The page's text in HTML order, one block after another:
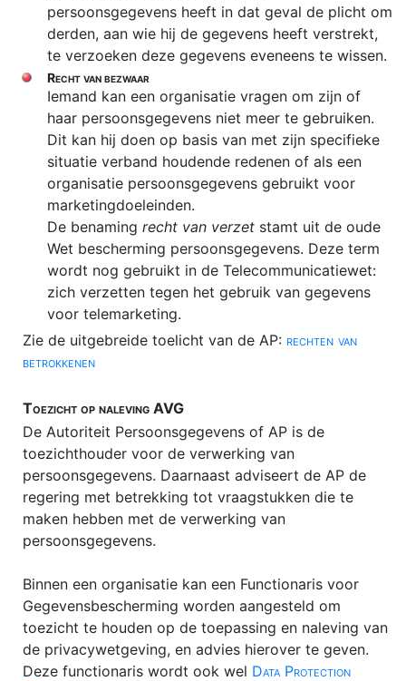
persoonsgegevens heeft in dat geval de plicht om
derden, aan wie hij de gegevens heeft verstrekt,
te verzoeken deze gegevens eveneens te wissen.
Recht van bezwaar
Iemand kan een organisatie vragen om zijn of
haar persoonsgegevens niet meer te gebruiken.
Dit kan hij doen op basis van met zijn specifieke
situatie verband houdende redenen of als een
organisatie persoonsgegevens gebruikt voor
marketingdoeleinden.
De benaming recht van verzet stamt uit de oude
Wet bescherming persoonsgegevens. Deze term
wordt nog gebruikt in de Telecommunicatiewet:
zich verzetten tegen het gebruik van gegevens
voor telemarketing.
Zie de uitgebreide toelicht van de AP: rechten van
betrokkenen
Toezicht op naleving AVG
De Autoriteit Persoonsgegevens of AP is de
toezichthouder voor de verwerking van
persoonsgegevens. Daarnaast adviseert de AP de
regering met betrekking tot vraagstukken die te
maken hebben met de verwerking van
persoonsgegevens.
Binnen een organisatie kan een Functionaris voor
Gegevensbescherming worden aangesteld om
toezicht te houden op de toepassing en naleving van
de privacywetgeving, en advies hierover te geven.
Deze functionaris wordt ook wel Data Protection